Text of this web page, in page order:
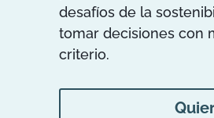
desafíos de la
tomar decisiones con
criterio.